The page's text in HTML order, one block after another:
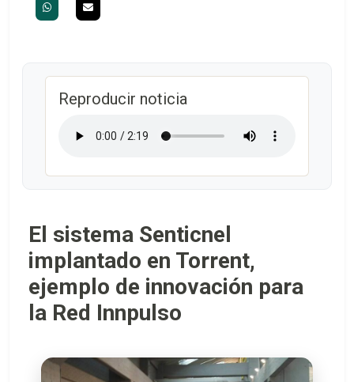
Reproducir noticia
El sistema Senticnel
implantado en Torrent,
ejemplo de innovación para
la Red Innpulso